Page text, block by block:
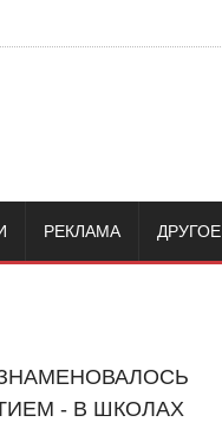
РЕКЛАМА ДРУГОЕ
- В ШКОЛАХ